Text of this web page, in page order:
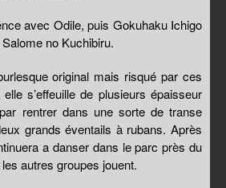
avec Odile, puis Gokuhaku Ichigo
no Kuchibiru.
original mais risqué par ces
s’effeuille de plusieurs épaisseur
rentrer dans une sorte de transe
grands éventails à rubans. Après
a danser dans le parc près du
autres groupes jouent.